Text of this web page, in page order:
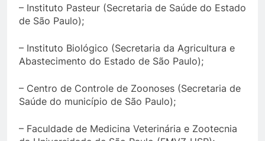
– Instituto Pasteur (Secretaria de Saúde do Estado
de São Paulo);
– Instituto Biológico (Secretaria da Agricultura e
Abastecimento do Estado de São Paulo);
– Centro de Controle de Zoonoses (Secretaria de
Saúde do município de São Paulo);
– Faculdade de Medicina Veterinária e Zootecnia